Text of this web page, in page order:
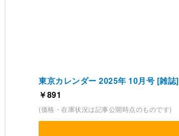
東京カレンダー 2025年 10月号 [雑誌]
￥891
(価格・在庫状況は記事公開時点のものです)